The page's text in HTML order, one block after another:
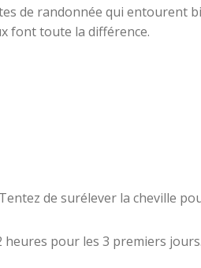
de randonnée qui entourent
font toute la différence.
de surélever la cheville
pour les 3 premiers